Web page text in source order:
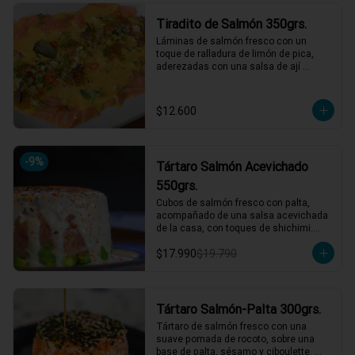
en su presentación completa, salsas o
acompañamientos incluidos.
Tiradito de Salmón 350grs.
Láminas de salmón fresco con un
toque de ralladura de limón de pica,
aderezadas con una salsa de ají
rabanito y menta, junto a mostaza
encurtida agridulce para un contraste
1 a 2 personas comen de este plato!
*El peso neto corresponde al producto
en su presentación completa, salsas o
acompañamientos incluidos.
$12.600
-9%
Tártaro Salmón Acevichado
550grs.
Cubos de salmón fresco con palta,
acompañado de una salsa acevichada
de la casa, con toques de shichimi.
*El peso neto corresponde al producto
en su presentación completa, salsas o
$17.990$19.790
Tártaro Salmón-Palta 300grs.
Tártaro de salmón fresco con una
suave pomada de rocoto, sobre una
base de palta, sésamo y ciboulette.